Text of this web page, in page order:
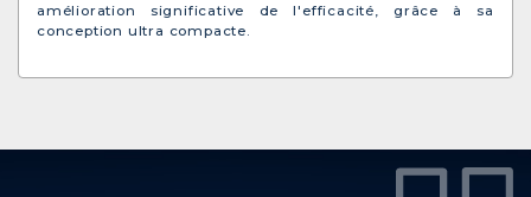
amélioration significative de l'efficacité, grâce à sa
conception ultra compacte.